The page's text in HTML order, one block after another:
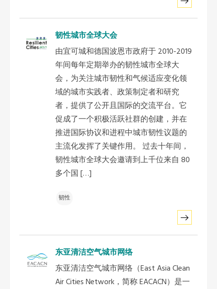
韧性城市全球大会
由宜可城和德国波恩市政府于 2010-2019
年间每年定期举办的韧性城市全球大
会，为关注城市韧性和气候适应变化领
域的城市实践者、政策制定者和研究
者，提供了公开且国际的交流平台。它
促成了一个积极活跃社群的创建，并在
推进国际协议和进程中城市韧性议题的
主流化发挥了关键作用。 过去十年间，
韧性城市全球大会邀请到上千位来自 80
多个国 […]
韧性
东亚清洁空气城市网络
东亚清洁空气城市网络（East Asia Clean
Air Cities Network，简称 EACACN）是一